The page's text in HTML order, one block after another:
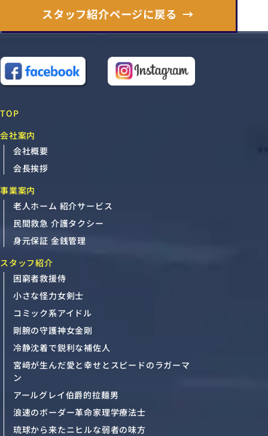
スタッフ紹介ページに戻る
TOP
会社案内
会社概要
会長挨拶
事業案内
老人ホーム 紹介サービス
民間救急 介護タクシー
身元保証 金銭管理
スタッフ紹介
困窮者救援侍
小さな怪力女剣士
コミック系アイドル
剛腕の守護神女金剛
冷静沈着で鋭利な補佐人
宮﨑が生んだ愛と幸せとスピードのラガーマ
ン
アールグレイ伯爵的拉麺男
浪速のボーダー革命家理学療法士
琉球から来たニヒルな弱者の味方